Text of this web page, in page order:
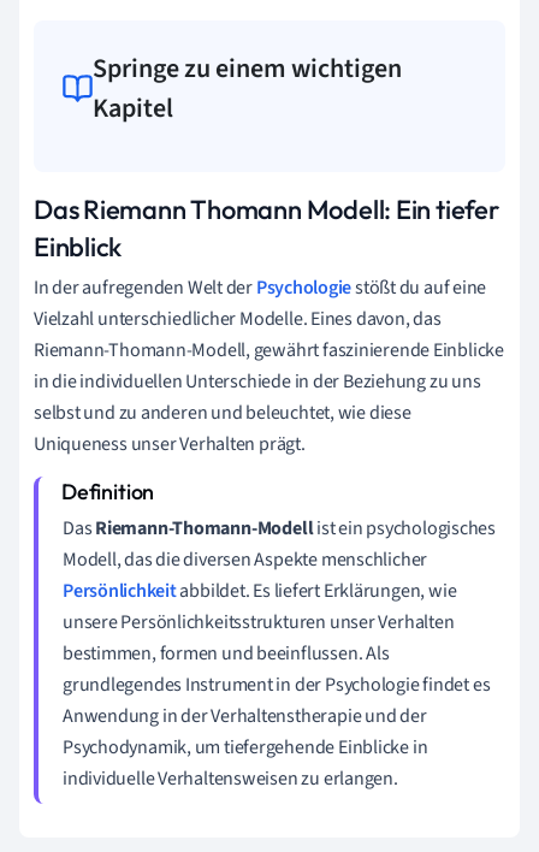
Springe zu einem wichtigen
Kapitel
Das Riemann Thomann Modell: Ein tiefer
Einblick
In der aufregenden Welt derPsychologiestößt du auf eine
Vielzahl unterschiedlicher Modelle. Eines davon, das
Riemann-Thomann-Modell, gewährt faszinierende Einblicke
in die individuellen Unterschiede in der Beziehung zu uns
selbst und zu anderen und beleuchtet, wie diese
Uniqueness unser Verhalten prägt.
DasRiemann-Thomann-Modellist ein psychologisches
Modell, das die diversen Aspekte menschlicher
Persönlichkeitabbildet. Es liefert Erklärungen, wie
unsere Persönlichkeitsstrukturen unser Verhalten
bestimmen, formen und beeinflussen. Als
grundlegendes Instrument in der Psychologie findet es
Anwendung in der Verhaltenstherapie und der
Psychodynamik, um tiefergehende Einblicke in
individuelle Verhaltensweisen zu erlangen.